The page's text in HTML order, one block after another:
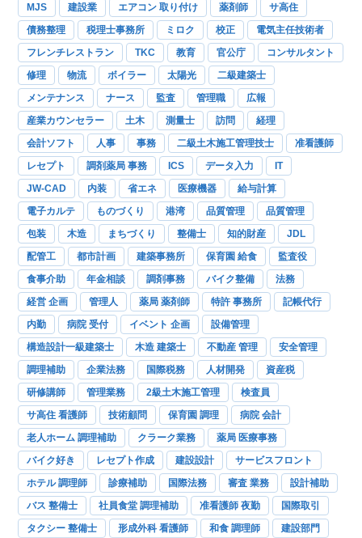
MJS 建設業 エアコン 取り付け 薬剤師
サ高住
債務整理
税理士事務所 ミロク 校正
電気主任技術者
フレンチレストラン
TKC 教育 官公庁
コンサルタント
修理
物流 ボイラー 太陽光
二級建築士
メンテナンス
ナース 監査 管理職
広報
産業カウンセラー
土木 測量士 訪問
経理
会計ソフト
人事 事務 二級土木施工管理技士
准看護師
レセプト
調剤薬局 事務 ICS データ入力
IT
JW-CAD
内装 省エネ 医療機器
給与計算
電子カルテ
ものづくり 港湾 品質管理
品質管理
包装
木造 まちづくり 整備士 知的財産
JDL
配管工
都市計画 建築事務所 保育園 給食
監査役
食事介助
年金相談 調剤事務 バイク整備
法務
経営 企画
管理人 薬局 薬剤師 特許 事務所
記帳代行
内勤
病院 受付 イベント 企画
設備管理
構造設計一級建築士
木造 建築士 不動産 管理
安全管理
調理補助
企業法務 国際税務 人材開発
資産税
研修講師
管理業務 2級土木施工管理
検査員
サ高住 看護師
技術顧問 保育園 調理
病院 会計
老人ホーム 調理補助
クラーク業務
薬局 医療事務
バイク好き
レセプト作成 建設設計
サービスフロント
ホテル 調理師
診療補助 国際法務 審査 業務
設計補助
バス 整備士
社員食堂 調理補助 准看護師 夜勤
国際取引
タクシー 整備士
形成外科 看護師 和食 調理師
建設部門